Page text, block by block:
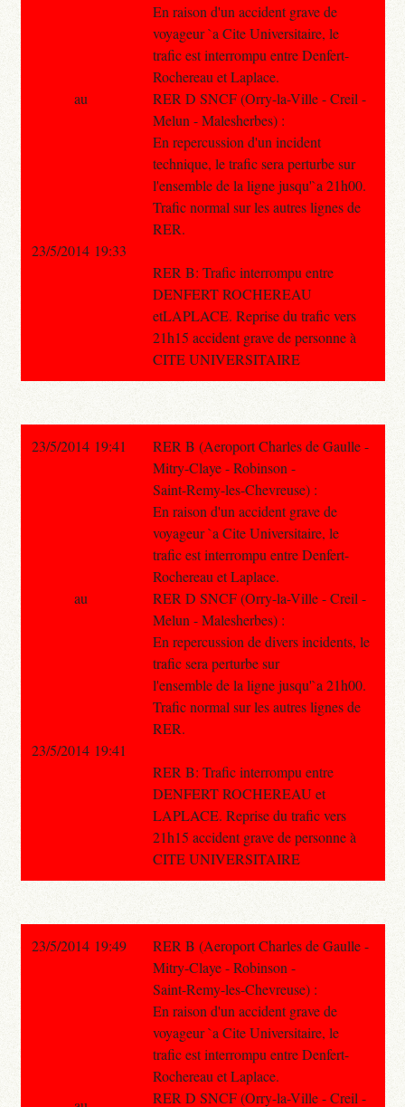
En raison d'un accident grave de
voyageur `a Cite Universitaire, le
trafic est interrompu entre Denfert-
Rochereau et Laplace.
RER D SNCF (Orry-la-Ville - Creil -
Melun - Malesherbes) :
En repercussion d'un incident
technique, le trafic sera perturbe sur
l'ensemble de la ligne jusqu'`a 21h00.
Trafic normal sur les autres lignes de
RER.
RER B: Trafic interrompu entre
DENFERT ROCHEREAU
etLAPLACE. Reprise du trafic vers
21h15 accident grave de personne à
CITE UNIVERSITAIRE
au
23/5/2014 19:33
23/5/2014 19:41
RER B (Aeroport Charles de Gaulle -
Mitry-Claye - Robinson -
Saint-Remy-les-Chevreuse) :
En raison d'un accident grave de
voyageur `a Cite Universitaire, le
trafic est interrompu entre Denfert-
Rochereau et Laplace.
RER D SNCF (Orry-la-Ville - Creil -
Melun - Malesherbes) :
En repercussion de divers incidents, le
trafic sera perturbe sur
l'ensemble de la ligne jusqu'`a 21h00.
Trafic normal sur les autres lignes de
RER.
RER B: Trafic interrompu entre
DENFERT ROCHEREAU et
LAPLACE. Reprise du trafic vers
21h15 accident grave de personne à
CITE UNIVERSITAIRE
au
23/5/2014 19:41
23/5/2014 19:49
RER B (Aeroport Charles de Gaulle -
Mitry-Claye - Robinson -
Saint-Remy-les-Chevreuse) :
En raison d'un accident grave de
voyageur `a Cite Universitaire, le
trafic est interrompu entre Denfert-
Rochereau et Laplace.
RER D SNCF (Orry-la-Ville - Creil -